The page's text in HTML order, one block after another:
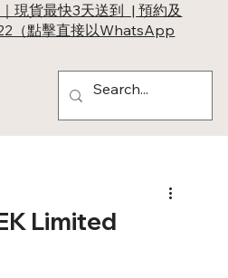
現貨最快3天送到 | 預約及
（點擊直接以WhatsApp
Limited